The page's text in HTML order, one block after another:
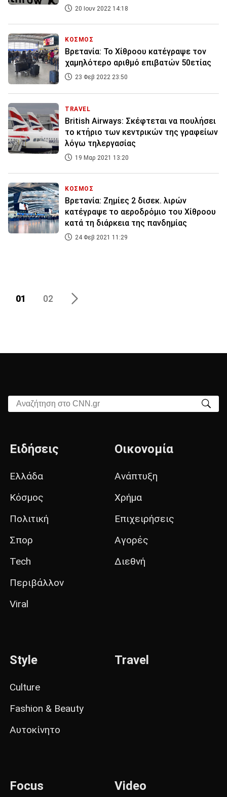
20 Ιουν 2022 14:18
ΚΟΣΜΟΣ
Βρετανία: Το Χίθροου κατέγραψε τον
χαμηλότερο αριθμό επιβατών 50ετίας
23 Φεβ 2022 23:50
TRAVEL
British Airways: Σκέφτεται να πουλήσει
το κτήριο των κεντρικών της γραφείων
λόγω τηλεργασίας
19 Μαρ 2021 13:20
ΚΟΣΜΟΣ
Βρετανία: Ζημίες 2 δισεκ. λιρών
κατέγραψε το αεροδρόμιο του Χίθροου
κατά τη διάρκεια της πανδημίας
24 Φεβ 2021 11:29
01 02
Αναζήτηση στο CNN.gr
Ειδήσεις
Ελλάδα
Κόσμος
Πολιτική
Σπορ
Tech
Περιβάλλον
Viral
Οικονομία
Ανάπτυξη
Χρήμα
Επιχειρήσεις
Αγορές
Διεθνή
Style
Culture
Fashion & Beauty
Αυτοκίνητο
Travel
Focus Video